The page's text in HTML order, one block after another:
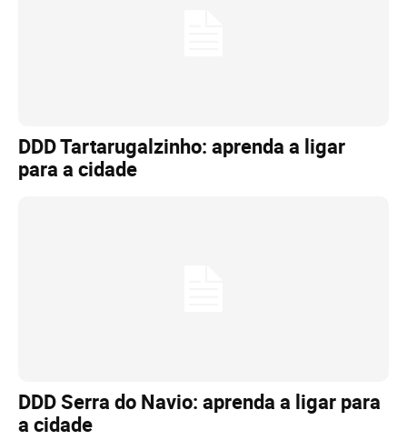
DDD Tartarugalzinho: aprenda a ligar
para a cidade
DDD Serra do Navio: aprenda a ligar para
a cidade